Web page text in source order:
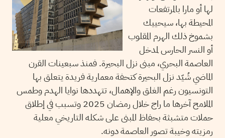
لها أو مارا بالمرتفعات
المحيطة بها، سيحييك
بشموخ ذلك الهرم المقلوب
أو النسر الحارس لمدخل
العاصمة البحري، مبنى نزل البحيرة. فمنذ سبعينات القرن
الماضي شُيّد نزل البحيرة كتحفة معمارية فريدة يتعلق بها
التونسيون رغم الغلق والإهمال، تتهددها نوايا الهدم وطمس
الملامح آخرها ما راج خلال رمضان 2025 وتسبب في إطلاق
حملات متشبثة بحفاظ المبنى على شكله التاريخي معلية
رمزيته وخيبة تصور العاصمة دونه.